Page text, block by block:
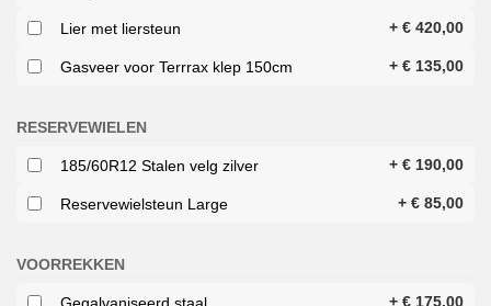
Lier met liersteun + € 420,00
Gasveer voor Terrrax klep 150cm + € 135,00
RESERVEWIELEN
185/60R12 Stalen velg zilver + € 190,00
Reservewielsteun Large + € 85,00
VOORREKKEN
+ € 175,00